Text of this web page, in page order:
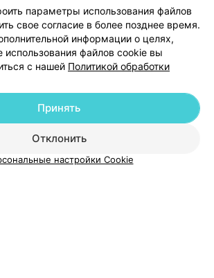
Добавить компанию
Добавить специалиста
Новости проекта
Размещение рекламы
маркетинг
Публичный договор
параметры использования файлов
свое согласие в более позднее время.
информации о целях,
использования файлов cookie вы
с нашей Политикой обработки
Отклонить
Принять
настройки Cookie